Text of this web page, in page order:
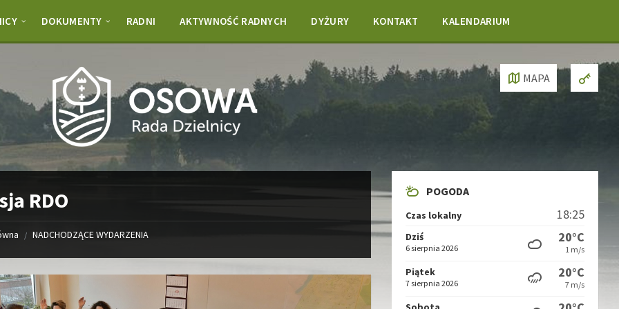
DOKUMENTY RADNI AKTYWNOŚĆ RADNYCH DYŻURY KONTAKT KALENDARIUM
MAPA
RDO
/ NADCHODZĄCE WYDARZENIA
POGODA
Czas lokalny 18:25
Dziś
6 sierpnia 2026
20°C
1 m/s
Piątek
7 sierpnia 2026
20°C
7 m/s